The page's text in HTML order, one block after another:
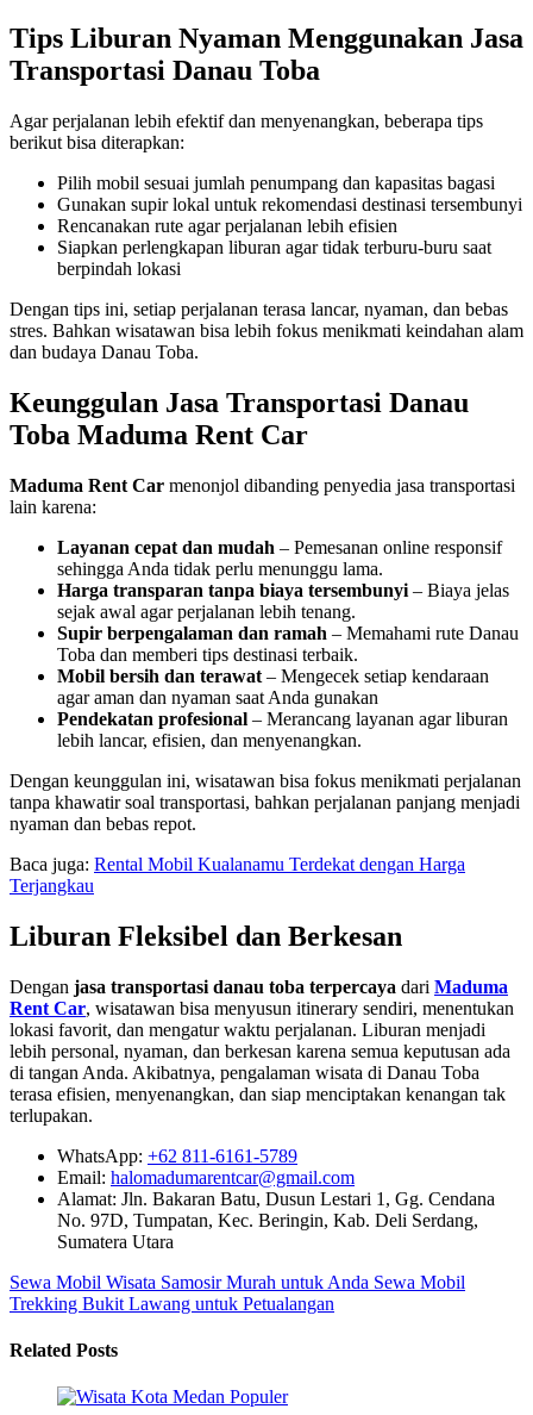
Tips Liburan Nyaman Menggunakan Jasa
Transportasi Danau Toba
Agar perjalanan lebih efektif dan menyenangkan, beberapa tips
berikut bisa diterapkan:
Pilih mobil sesuai jumlah penumpang dan kapasitas bagasi
Gunakan supir lokal untuk rekomendasi destinasi tersembunyi
Rencanakan rute agar perjalanan lebih efisien
Siapkan perlengkapan liburan agar tidak terburu-buru saat
berpindah lokasi
Dengan tips ini, setiap perjalanan terasa lancar, nyaman, dan bebas
stres. Bahkan wisatawan bisa lebih fokus menikmati keindahan alam
dan budaya Danau Toba.
Keunggulan Jasa Transportasi Danau
Toba Maduma Rent Car
Maduma Rent Car menonjol dibanding penyedia jasa transportasi
lain karena:
Layanan cepat dan mudah – Pemesanan online responsif
sehingga Anda tidak perlu menunggu lama.
Harga transparan tanpa biaya tersembunyi – Biaya jelas
sejak awal agar perjalanan lebih tenang.
Supir berpengalaman dan ramah – Memahami rute Danau
Toba dan memberi tips destinasi terbaik.
Mobil bersih dan terawat – Mengecek setiap kendaraan
agar aman dan nyaman saat Anda gunakan
Pendekatan profesional – Merancang layanan agar liburan
lebih lancar, efisien, dan menyenangkan.
Dengan keunggulan ini, wisatawan bisa fokus menikmati perjalanan
tanpa khawatir soal transportasi, bahkan perjalanan panjang menjadi
nyaman dan bebas repot.
Baca juga: Rental Mobil Kualanamu Terdekat dengan Harga
Terjangkau
Liburan Fleksibel dan Berkesan
Dengan jasa transportasi danau toba terpercaya dari Maduma
Rent Car, wisatawan bisa menyusun itinerary sendiri, menentukan
lokasi favorit, dan mengatur waktu perjalanan. Liburan menjadi
lebih personal, nyaman, dan berkesan karena semua keputusan ada
di tangan Anda. Akibatnya, pengalaman wisata di Danau Toba
terasa efisien, menyenangkan, dan siap menciptakan kenangan tak
terlupakan.
WhatsApp: +62 811-6161-5789
Email: halomadumarentcar@gmail.com
Alamat: Jln. Bakaran Batu, Dusun Lestari 1, Gg. Cendana
No. 97D, Tumpatan, Kec. Beringin, Kab. Deli Serdang,
Sumatera Utara
Sewa Mobil Wisata Samosir Murah untuk Anda Sewa Mobil
Trekking Bukit Lawang untuk Petualangan
Related Posts